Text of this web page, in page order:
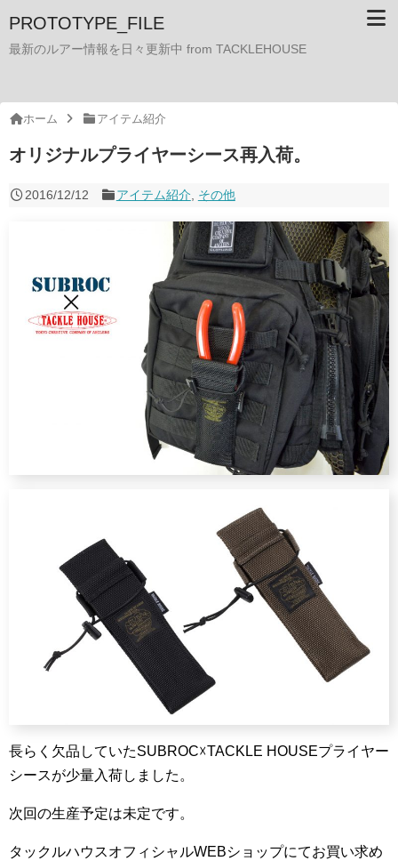
PROTOTYPE_FILE
最新のルアー情報を日々更新中 from TACKLEHOUSE
ホーム アイテム紹介
オリジナルプライヤーシース再入荷。
2016/12/12 アイテム紹介 その他
長らく欠品していたSUBROC☓TACKLE HOUSEプライヤー
シースが少量入荷しました。
次回の生産予定は未定です。
タックルハウスオフィシャルWEBショップにてお買い求め